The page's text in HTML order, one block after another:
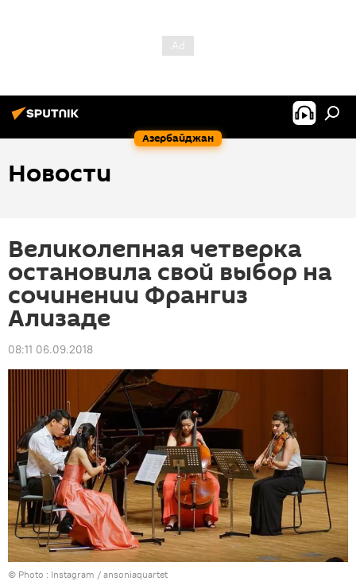
Азербайджан
Новости
Великолепная четверка
остановила свой выбор на
сочинении Франгиз
Ализаде
08:11 06.09.2018
© Photo : Instagram / ansoniaquartet